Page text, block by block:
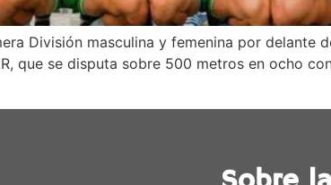
División masculina y femenina por delante
que se disputa sobre 500 metros en ocho